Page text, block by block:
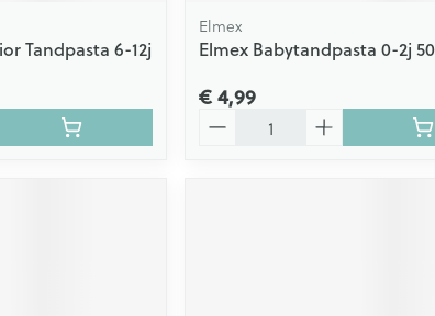
Tandpasta 6-12j
Elmex
Elmex Babytandpasta 0-2j
€ 4,99